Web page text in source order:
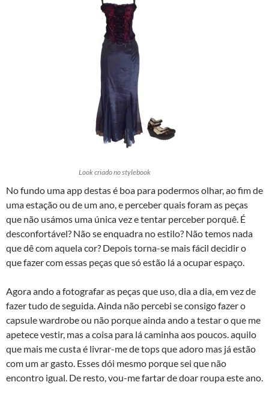
Look criado no stylebook
No fundo uma app destas é boa para podermos olhar, ao fim de
uma estação ou de um ano, e perceber quais foram as peças
que não usámos uma única vez e tentar perceber porquê. É
desconfortável? Não se enquadra no estilo? Não temos nada
que dê com aquela cor? Depois torna-se mais fácil decidir o
que fazer com essas peças que só estão lá a ocupar espaço.
Agora ando a fotografar as peças que uso, dia a dia, em vez de
fazer tudo de seguida. Ainda não percebi se consigo fazer o
capsule wardrobe ou não porque ainda ando a testar o que me
apetece vestir, mas a coisa para lá caminha aos poucos. aquilo
que mais me custa é livrar-me de tops que adoro mas já estão
com um ar gasto. Esses dói mesmo porque sei que não
encontro igual. De resto, vou-me fartar de doar roupa este ano.